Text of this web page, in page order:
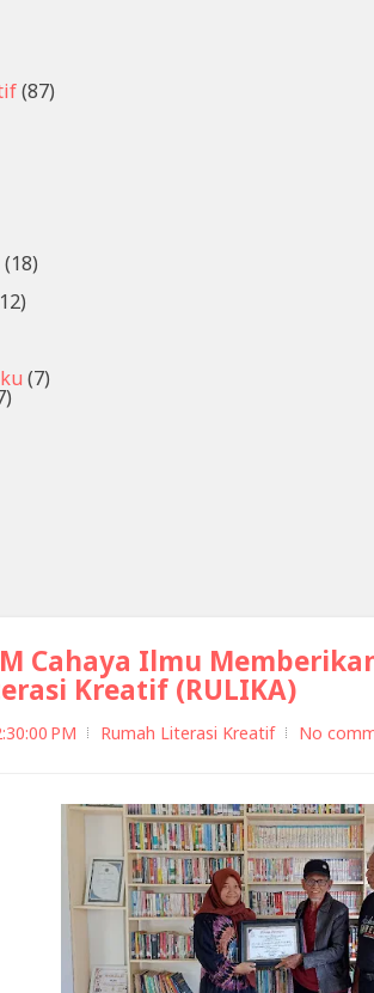
(87)
(18)
(7)
Cahaya Ilmu
Kreatif (RULIKA)
PM Rumah Literasi Kreatif No